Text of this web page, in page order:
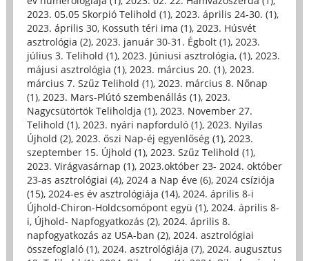
2023. 05.05 Skorpió Telihold (1), 2023. április 24-30. (1),
2023. április 30, Kossuth téri ima (1), 2023. Húsvét
asztrológia (2), 2023. január 30-31. Égbolt (1), 2023.
július 3. Telihold (1), 2023. Júniusi asztrológia, (1), 2023.
májusi asztrológia (1), 2023. március 20. (1), 2023.
március 7. Szűz Telihold (1), 2023. március 8. Nőnap
(1), 2023. Mars-Plútó szembenállás (1), 2023.
Nagycsütörtök Teliholdja (1), 2023. November 27.
Telihold (1), 2023. nyári napforduló (1), 2023. Nyilas
Újhold (2), 2023. őszi Nap-éj egyenlőség (1), 2023.
szeptember 15. Újhold (1), 2023. Szűz Telihold (1),
2023. Virágvasárnap (1), 2023.október 23- 2024. október
23-as asztrológiai (4), 2024 a Nap éve (6), 2024 csíziója
(15), 2024-es év asztrológiája (14), 2024. április 8-i
Újhold-Chiron-Holdcsomópont együ (1), 2024. április 8-
i, Újhold- Napfogyatkozás (2), 2024. április 8.
napfogyatkozás az USA-ban (2), 2024. asztrológiai
összefoglaló (1), 2024. asztrológiája (7), 2024. augusztus